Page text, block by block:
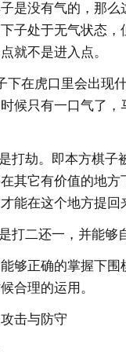
是没有气的，那么
子处于无气状态，
就不是进入点。
下在虎口里会出现
候只有一口气了，
打劫。即本方棋子
其它有价值的地方
能在这个地方提回
打二还一，并能够
够正确的掌握下围
合理的运用。
击与防守